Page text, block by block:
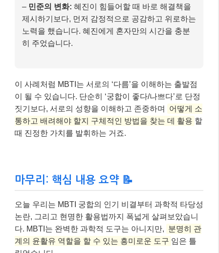
때 진정한 가치를 발휘하는 거죠.
오늘 우리는 MBTI 궁합의 인기 비결부터 과학적 타당성
논란, 그리고 현명한 활용법까지 폭넓게 살펴보았습니
다. MBTI는 완벽한 과학적 도구는 아니지만,
분명히 관
계의 윤활유 역할을 할 수 있는 흥미로운 도구 임은 틀
림없습니다.
하고, 더 나아가 행복한 관계를 만들어가는 데 이 글이
댓글로 물어봐주세요~ 😊